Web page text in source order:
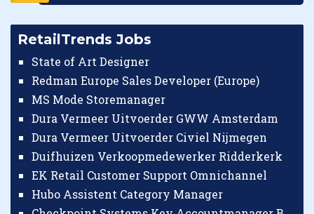
RetailTrends Jobs
State of Art Designer
Redman Europe Sales Developer (Europe)
MS Mode Storemanager
Dura Vermeer Uitvoerder GWW Amsterdam
Dura Vermeer Uitvoerder Civiel Nijmegen
Duifhuizen Verkoopmedewerker Ridderkerk
EK Retail Customer Support Omnichannel
Hubo Assistent Category Manager